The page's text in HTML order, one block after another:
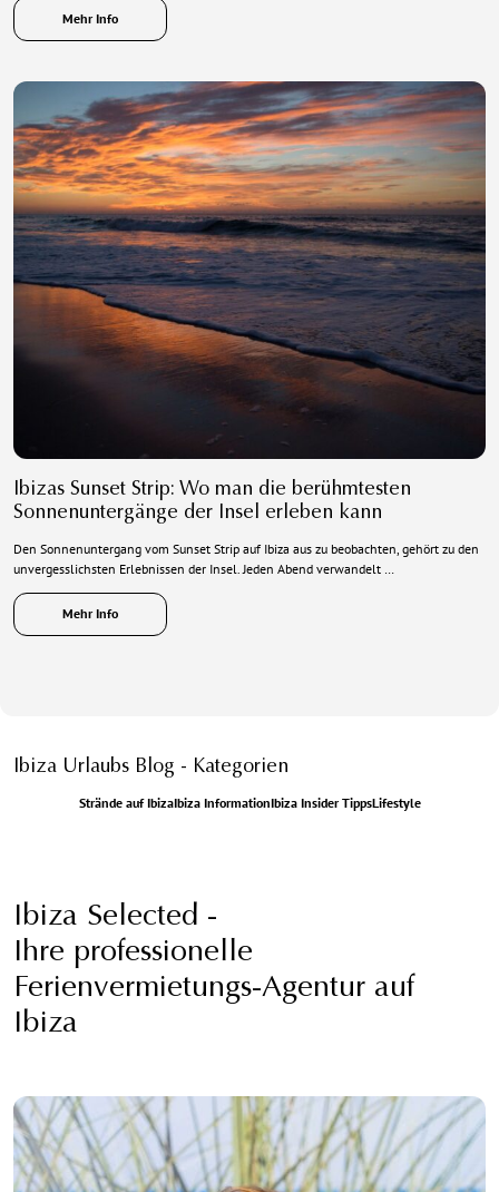
Mehr Info
Ibizas Sunset Strip: Wo man die berühmtesten
Sonnenuntergänge der Insel erleben kann
Den Sonnenuntergang vom Sunset Strip auf Ibiza aus zu beobachten, gehört zu den
unvergesslichsten Erlebnissen der Insel. Jeden Abend verwandelt …
Mehr Info
Ibiza Urlaubs Blog - Kategorien
Strände auf IbizaIbiza InformationIbiza Insider TippsLifestyle
Ibiza Selected -
Ihre professionelle
Ferienvermietungs-Agentur auf
Ibiza